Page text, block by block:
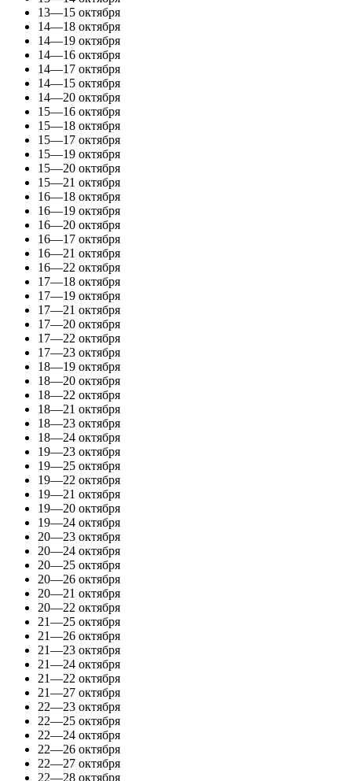
13—15 октября
14—18 октября
14—19 октября
14—16 октября
14—17 октября
14—15 октября
14—20 октября
15—16 октября
15—18 октября
15—17 октября
15—19 октября
15—20 октября
15—21 октября
16—18 октября
16—19 октября
16—20 октября
16—17 октября
16—21 октября
16—22 октября
17—18 октября
17—19 октября
17—21 октября
17—20 октября
17—22 октября
17—23 октября
18—19 октября
18—20 октября
18—22 октября
18—21 октября
18—23 октября
18—24 октября
19—23 октября
19—25 октября
19—22 октября
19—21 октября
19—20 октября
19—24 октября
20—23 октября
20—24 октября
20—25 октября
20—26 октября
20—21 октября
20—22 октября
21—25 октября
21—26 октября
21—23 октября
21—24 октября
21—22 октября
21—27 октября
22—23 октября
22—25 октября
22—24 октября
22—26 октября
22—27 октября
22—28 октября